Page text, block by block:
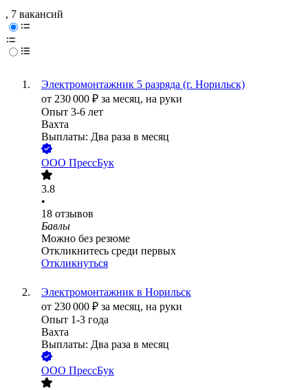
, 7 вакансий
Электромонтажник 5 разряда (г. Норильск)
от 230 000 ₽ за месяц, на руки
Опыт 3-6 лет
Вахта
Выплаты: Два раза в месяц
ООО ПрессБук
3.8
•
18 отзывов
Бавлы
Можно без резюме
Откликнитесь среди первых
Откликнуться
Электромонтажник в Норильск
от 230 000 ₽ за месяц, на руки
Опыт 1-3 года
Вахта
Выплаты: Два раза в месяц
ООО ПрессБук